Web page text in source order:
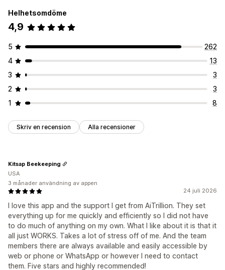
Helhetsomdöme
4,9
5
262
4
13
3
3
2
3
1
8
Skriv en recension Alla recensioner
24 juli 2026
I love this app and the support I get from AiTrillion. They set
everything up for me quickly and efficiently so I did not have
to do much of anything on my own. What I like about it is that it
all just WORKS. Takes a lot of stress off of me. And the team
members there are always available and easily accessible by
web or phone or WhatsApp or however I need to contact
them. Five stars and highly recommended!
Kitsap Beekeeping
USA
3 månader användning av appen